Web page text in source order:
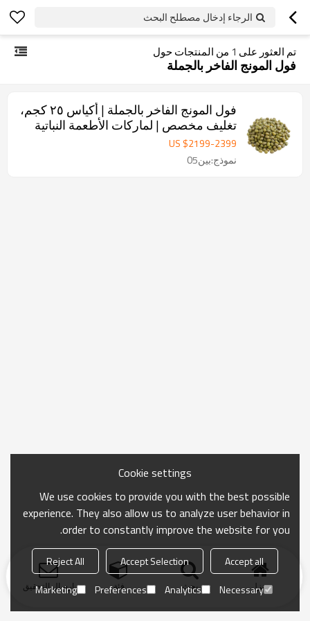
الرجاء إدخال مصطلح البحث
تم العثور على 1 من المنتجات حول
فول المونج الفاخر بالجملة
فول المونج الفاخر بالجملة | أكياس ٢٥ كجم،
تغليف مخصص | لماركات الأطعمة النباتية
والصحية US $2199-2399
نموذج:بين05
منزل بحث فئة ارسال التحقيق
Cookie settings
We use cookies to provide you with the best possible
experience. They also allow us to analyze user behavior in
order to constantly improve the website for you.
Accept all
Accept Selection
Reject All
Necessary
Analytics
Preferences
Marketing